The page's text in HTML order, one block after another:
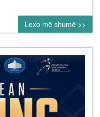
sipas
kalendarit
për
vitin
2026
Lexo më shumë >>